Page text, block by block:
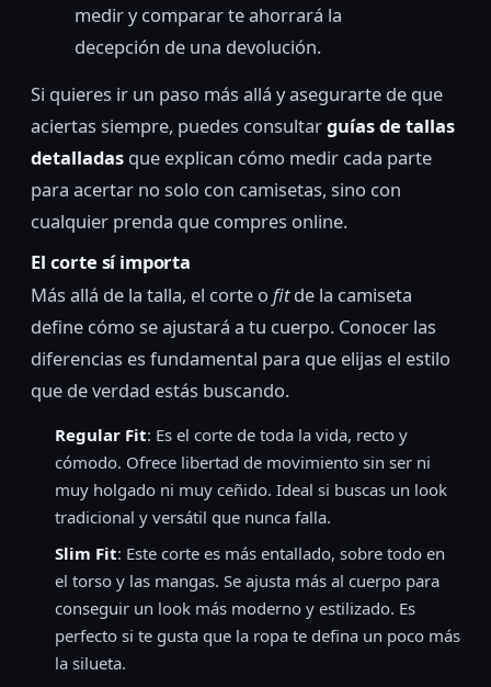
medir y comparar te ahorrará la
decepción de una devolución.
Si quieres ir un paso más allá y asegurarte de que
aciertas siempre, puedes consultarguías de tallas
detalladas que explican cómo medir cada parte
para acertar no solo con camisetas, sino con
cualquier prenda que compres online.
El corte sí importa
Más allá de la talla, el corte o fitde la camiseta
define cómo se ajustará a tu cuerpo. Conocer las
diferencias es fundamental para que elijas el estilo
que de verdad estás buscando.
Regular Fit: Es el corte de toda la vida, recto y
cómodo. Ofrece libertad de movimiento sin ser ni
muy holgado ni muy ceñido. Ideal si buscas un look
tradicional y versátil que nunca falla.
Slim Fit: Este corte es más entallado, sobre todo en
el torso y las mangas. Se ajusta más al cuerpo para
conseguir un look más moderno y estilizado. Es
perfecto si te gusta que la ropa te defina un poco más
la silueta.